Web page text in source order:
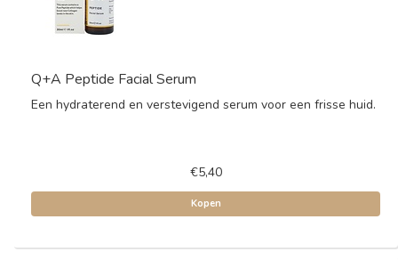
Q+A Peptide Facial Serum
Een hydraterend en verstevigend serum voor een frisse huid.
€5,40
Kopen